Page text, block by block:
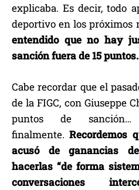
explicaba. Es decir, todo
deportivo en los próximos
entendido que no hay
sanción fuera de 15 puntos.
Cabe recordar que el
de la FIGC, con Giuseppe
puntos de
finalmente.Recordemos
acusó de ganancias
hacerlas “de forma
conversaciones